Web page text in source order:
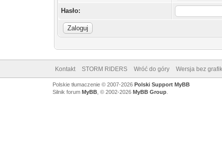
Hasło:
Kontakt STORM RIDERS Wróć do góry Wersja bez
Polskie tłumaczenie © 2007-2026 Polski Support MyBB
Silnik forum MyBB, © 2002-2026 MyBB Group.